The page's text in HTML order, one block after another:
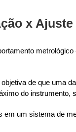
x Ajuste
de que uma
do instrumento,
em um sistema de